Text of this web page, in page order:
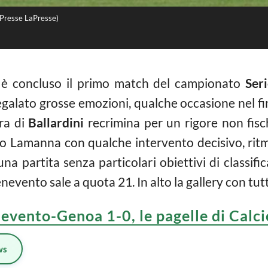
LaPresse)
concluso il primo match del campionato
grosse emozioni, qualche occasione nel
di Ballardini recrimina per un rigore non
Lamanna con qualche intervento decisivo,
partita senza particolari obiettivi di
sale a quota 21. In alto la gallery con
Genoa 1-0, le pagelle di